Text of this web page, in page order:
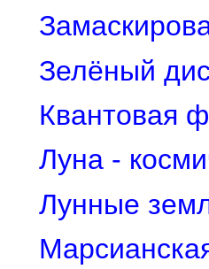
Зелёный
Квантовая
Луна -
Лунные